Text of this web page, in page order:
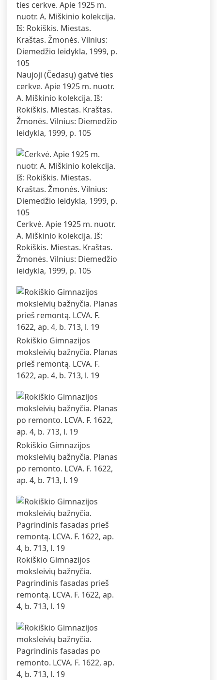
Naujoji (Čedasų) gatvė ties
cerkve. Apie 1925 m. nuotr.
A. Miškinio kolekcija. Iš:
Rokiškis. Miestas. Kraštas.
Žmonės. Vilnius: Diemedžio
leidykla, 1999, p. 105
Cerkvė. Apie 1925 m. nuotr.
A. Miškinio kolekcija. Iš:
Rokiškis. Miestas. Kraštas.
Žmonės. Vilnius: Diemedžio
leidykla, 1999, p. 105
Rokiškio Gimnazijos
moksleivių bažnyčia. Planas
prieš remontą. LCVA. F.
1622, ap. 4, b. 713, l. 19
Rokiškio Gimnazijos
moksleivių bažnyčia. Planas
po remonto. LCVA. F. 1622,
ap. 4, b. 713, l. 19
Rokiškio Gimnazijos
moksleivių bažnyčia.
Pagrindinis fasadas prieš
remontą. LCVA. F. 1622, ap.
4, b. 713, l. 19